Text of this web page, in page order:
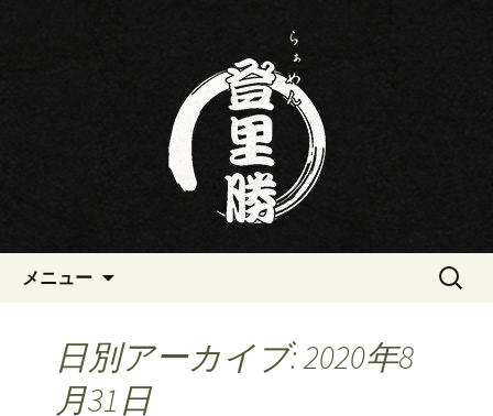
三重・桑名の寿司・ラーメン屋
らぁめん登里勝(とりかつ)のブ
ん登里勝(とりかつ)のブログです
メニュー
検
日別アーカイブ: 2020年8
月31日